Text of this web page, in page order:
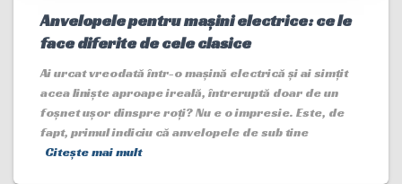
Anvelopele pentru mașini electrice: ce le
face diferite de cele clasice
Ai urcat vreodată într-o mașină electrică și ai simțit
acea liniște aproape ireală, întreruptă doar de un
foșnet ușor dinspre roți? Nu e o impresie. Este, de
fapt, primul indiciu că anvelopele de sub tine
Citește mai mult